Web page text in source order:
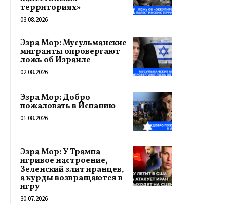
территориях»
03.08.2026
Эзра Мор: Мусульманские
мигранты опровергают
ложь об Израиле
02.08.2026
Эзра Мор: Добро
пожаловать в Испанию
01.08.2026
Эзра Мор: У Трампа
игривое настроение,
Зеленский злит иранцев,
а курды возвращаются в
игру
30.07.2026